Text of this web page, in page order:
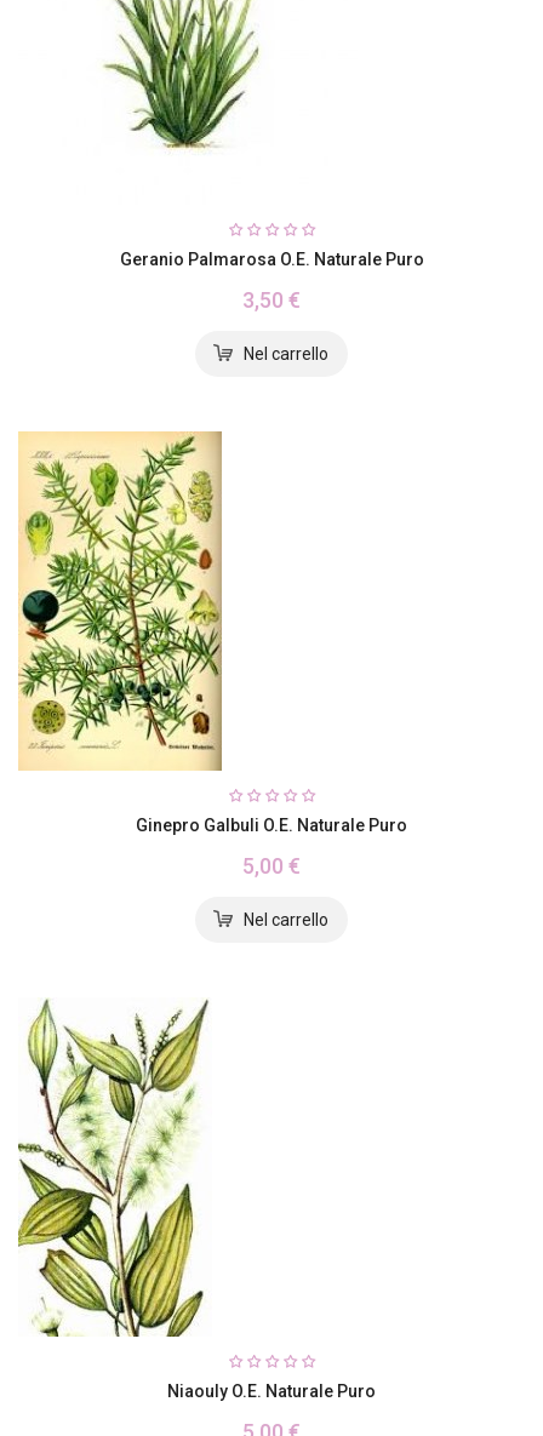
Geranio Palmarosa O.E. Naturale Puro
3,50 €
Ginepro Galbuli O.E. Naturale Puro
5,00 €
Niaouly O.e. Naturale Puro